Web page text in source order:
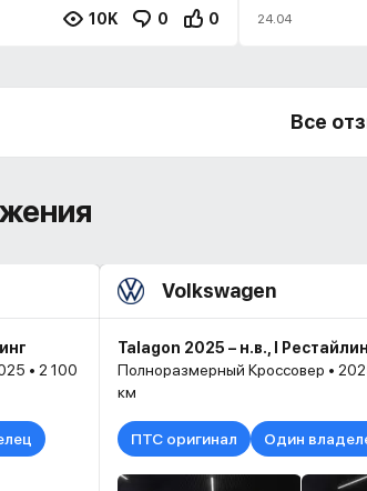
10K 0 0 24.04
Все
• 2 100
Volkswagen
Talagon 2025 – н.в., I
Полноразмерный Кроссовер •
км
ПТС оригинал Один